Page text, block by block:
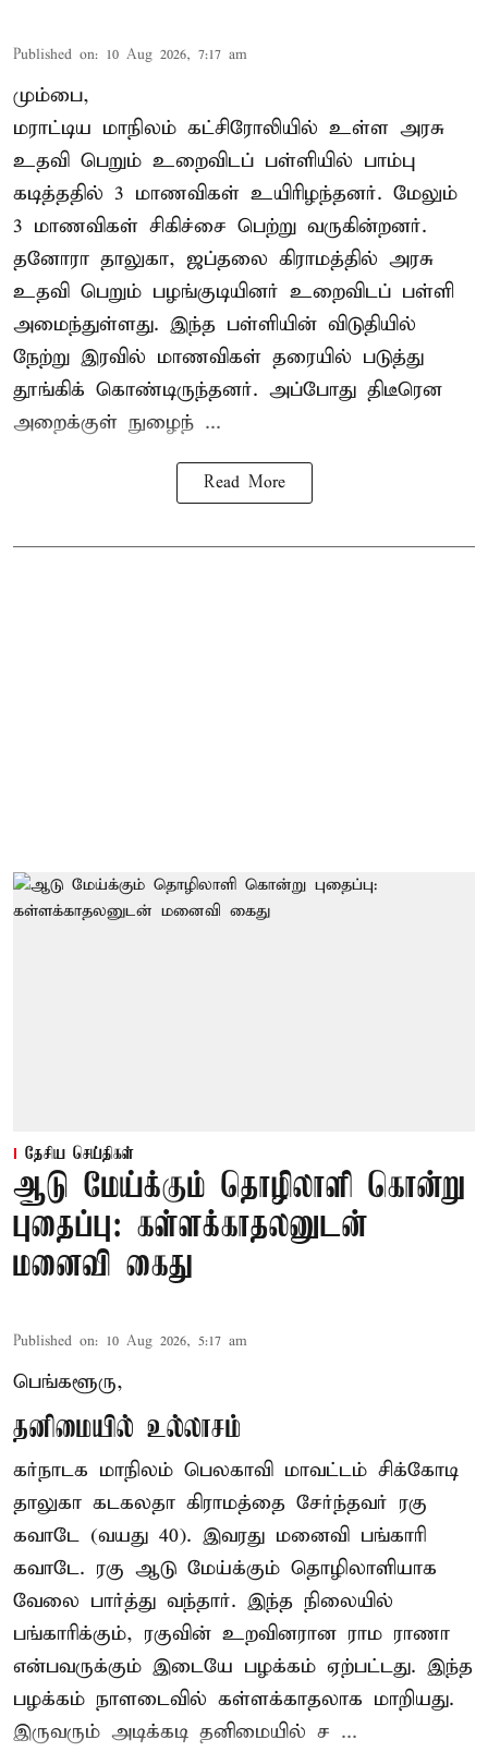
Published on: 10 Aug 2026, 7:17 am
மும்பை,
மராட்டிய மாநிலம் கட்சிரோலியில் உள்ள அரசு
உதவி பெறும் உறைவிடப் பள்ளியில் பாம்பு
கடித்ததில் 3 மாணவிகள் உயிரிழந்தனர். மேலும்
3 மாணவிகள் சிகிச்சை பெற்று வருகின்றனர்.
தனோரா தாலுகா, ஜப்தலை கிராமத்தில் அரசு
உதவி பெறும் பழங்குடியினர் உறைவிடப் பள்ளி
அமைந்துள்ளது. இந்த பள்ளியின் விடுதியில்
நேற்று இரவில் மாணவிகள் தரையில் படுத்து
தூங்கிக் கொண்டிருந்தனர். அப்போது திடீரென
அறைக்குள் நுழைந் ...
Read More
தேசிய செய்திகள்
ஆடு மேய்க்கும் தொழிலாளி கொன்று
புதைப்பு: கள்ளக்காதலனுடன்
மனைவி கைது
Published on: 10 Aug 2026, 5:17 am
பெங்களூரு,
தனிமையில் உல்லாசம்
கர்நாடக மாநிலம் பெலகாவி மாவட்டம் சிக்கோடி
தாலுகா கடகலதா கிராமத்தை சேர்ந்தவர் ரகு
கவாடே (வயது 40). இவரது மனைவி பங்காரி
கவாடே. ரகு ஆடு மேய்க்கும் தொழிலாளியாக
வேலை பார்த்து வந்தார். இந்த நிலையில்
பங்காரிக்கும், ரகுவின் உறவினரான ராம ராணா
என்பவருக்கும் இடையே பழக்கம் ஏற்பட்டது. இந்த
பழக்கம் நாளடைவில் கள்ளக்காதலாக மாறியது.
இருவரும் அடிக்கடி தனிமையில் ச ...